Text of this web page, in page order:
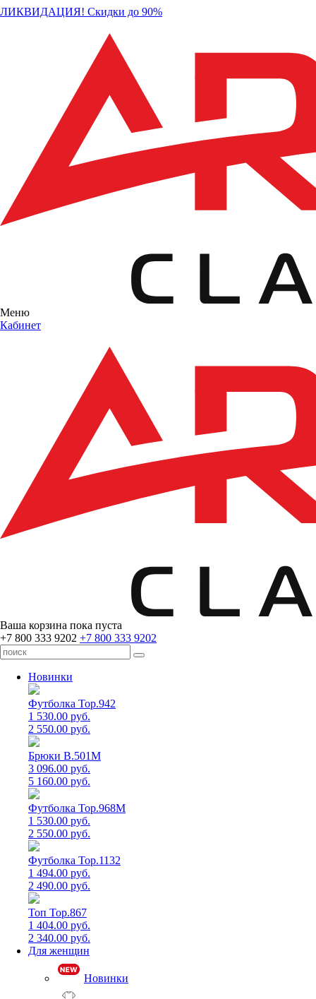
ЛИКВИДАЦИЯ! Скидки до 90%
Меню
Кабинет
Ваша корзина пока пуста
+7 800 333 9202 +7 800 333 9202
Новинки
Футболка Top.942
1 530.00 руб.
2 550.00 руб.
Брюки B.501M
3 096.00 руб.
5 160.00 руб.
Футболка Top.968M
1 530.00 руб.
2 550.00 руб.
Футболка Top.1132
1 494.00 руб.
2 490.00 руб.
Топ Top.867
1 404.00 руб.
2 340.00 руб.
Для женщин
Новинки